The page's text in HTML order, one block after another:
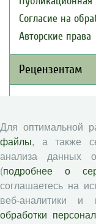
Согласие на
Авторские права
Рецензентам
Положение о
Форма рецензии
Журналы
Для оптимальной
файлы, а также
анализа данных
(подробнее о
соглашаетесь на
веб-аналитики
обработки